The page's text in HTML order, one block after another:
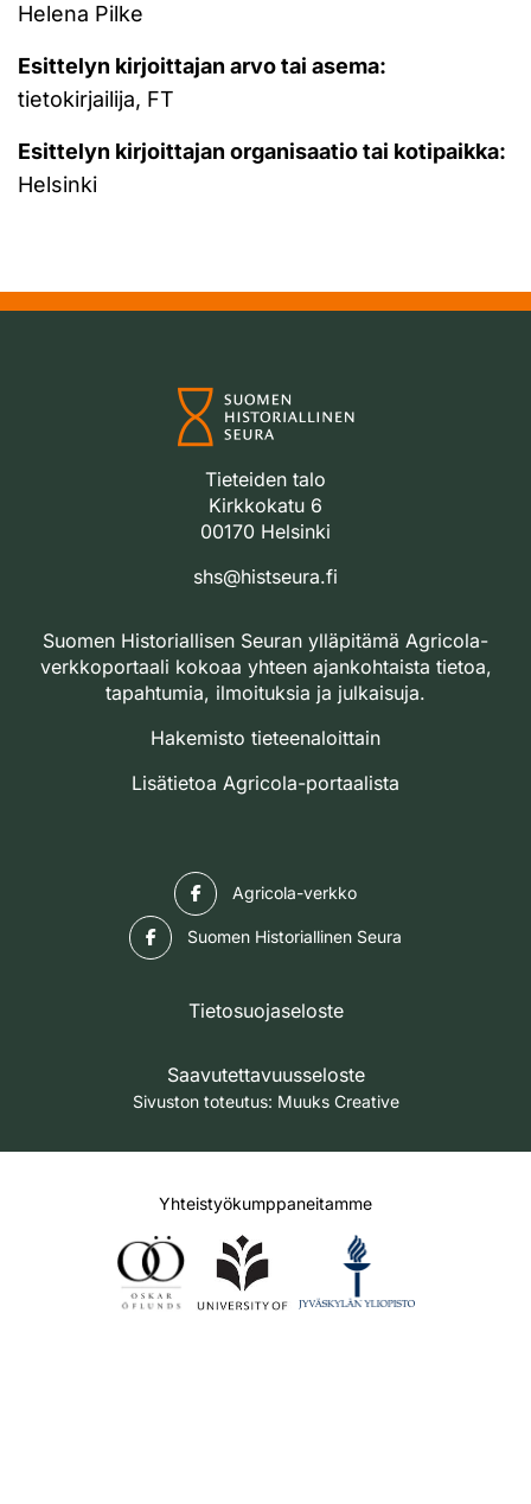
Helena Pilke
Esittelyn kirjoittajan arvo tai asema:
tietokirjailija, FT
Esittelyn kirjoittajan organisaatio tai kotipaikka:
Helsinki
Tieteiden talo
Kirkkokatu 6
00170 Helsinki
shs@histseura.fi
Suomen Historiallisen Seuran ylläpitämä Agricola-
verkkoportaali kokoaa yhteen ajankohtaista tietoa,
tapahtumia, ilmoituksia ja julkaisuja.
Hakemisto tieteenaloittain
Lisätietoa Agricola-portaalista
Agricola-verkko
Suomen Historiallinen Seura
Tietosuojaseloste
Saavutettavuusseloste
Sivuston toteutus: Muuks Creative
Yhteistyökumppaneitamme